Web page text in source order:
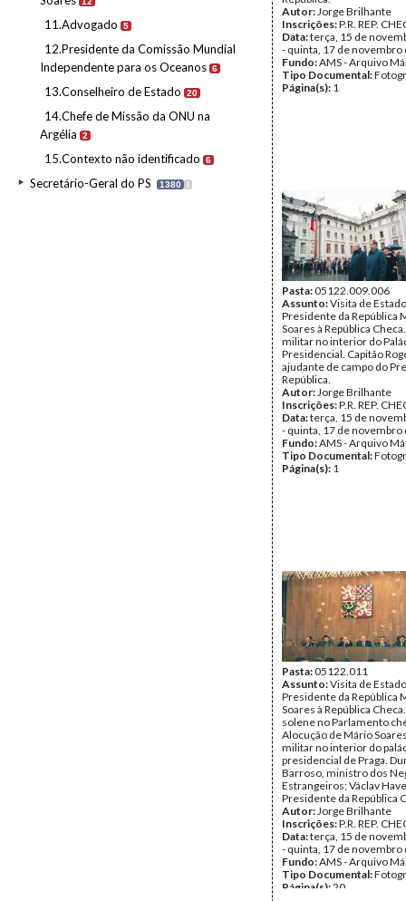
11.Advogado 5
12.Presidente da Comissão Mundial
Independente para os Oceanos 6
13.Conselheiro de Estado 20
14.Chefe de Missão da ONU na
Argélia
2
15.Contexto não identificado 6
Secretário-Geral do PS 1380 I
Autor:Jorge Brilhante
Inscrições:P.R. REP.
Data:terça, 15 de
- quinta, 17 de novembro
Fundo:AMS - Arquivo
Tipo Documental:
Página(s): 1
Pasta:05122.009.006
Assunto:Visita de
Presidente da República
Soares à República
militar no interior do
Presidencial. Capitão
ajudante de campo do
República.
Autor:Jorge Brilhante
Inscrições:P.R. REP.
Data:terça, 15 de
- quinta, 17 de novembro
Fundo:AMS - Arquivo
Tipo Documental:
Página(s): 1
Pasta:05122.011
Assunto:Visita de
Presidente da República
Soares à República
solene no Parlamento
Alocução de Mário
militar no interior do
presidencial de Praga.
Barroso, ministro dos
Estrangeiros; Václav
Presidente da República
Autor:Jorge Brilhante
Inscrições:P.R. REP.
Data:terça, 15 de
- quinta, 17 de novembro
Fundo:AMS - Arquivo
Tipo Documental:
Página(s):20